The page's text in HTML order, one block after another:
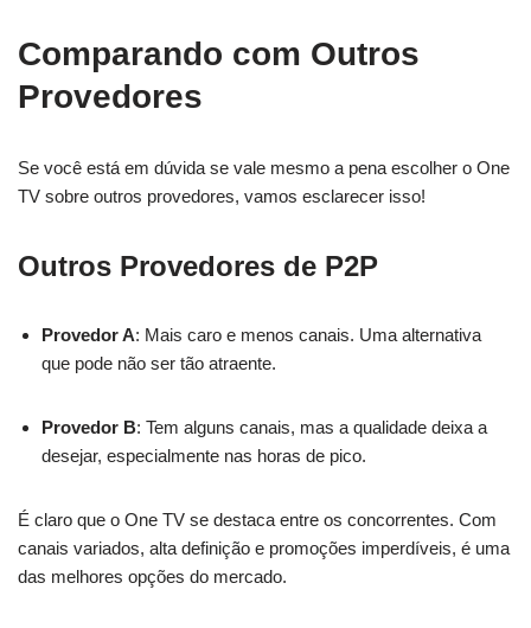
Comparando com Outros
Provedores
Se você está em dúvida se vale mesmo a pena escolher o One
TV sobre outros provedores, vamos esclarecer isso!
Outros Provedores de P2P
Provedor A: Mais caro e menos canais. Uma alternativa
que pode não ser tão atraente.
Provedor B: Tem alguns canais, mas a qualidade deixa a
desejar, especialmente nas horas de pico.
É claro que o One TV se destaca entre os concorrentes. Com
canais variados, alta definição e promoções imperdíveis, é uma
das melhores opções do mercado.